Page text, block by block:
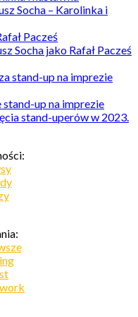
Socha – Karolinka i
Socha jako Rafał Pacześ
stand-up na imprezie
stand-uperów w 2023.